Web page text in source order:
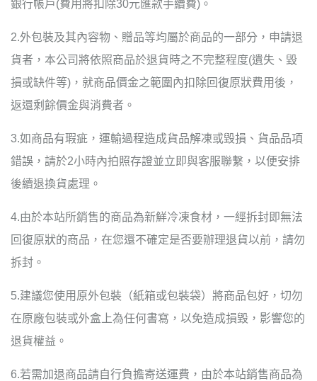
銀行帳戶(費用將扣除30元匯款手續費)。
2.外包裝及其內容物、贈品等均屬於商品的一部分，申請退
貨者，本公司將依照商品於退貨時之不完整程度(遺失、毀
損或缺件等)，就商品價金之範圍內扣除回復原狀費用後，
返還剩餘價金與消費者。
3.如商品有瑕疵，運輸過程造成貨品解凍或毀損、貨品品項
錯誤，請於2小時內拍照存證並立即與客服聯繫，以便安排
後續退換貨處理。
4.由於本站所銷售的商品為新鮮冷凍食材，一經拆封即無法
回復原狀的商品，在您還不確定是否要辦理退貨以前，請勿
拆封。
5.建議您使用原外包裝（紙箱或包裝袋）將商品包好，切勿
在原廠包裝或外盒上為任何書寫，以免造成損毀，影響您的
退貨權益。
6.若需加退商品請自行負擔寄送運費，由於本站銷售商品為